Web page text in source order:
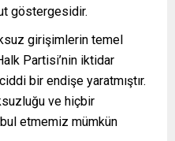
göstergesidir.
girişimlerin temel
Partisi’nin iktidar
bir endişe yaratmıştır.
ve hiçbir
etmemiz mümkün